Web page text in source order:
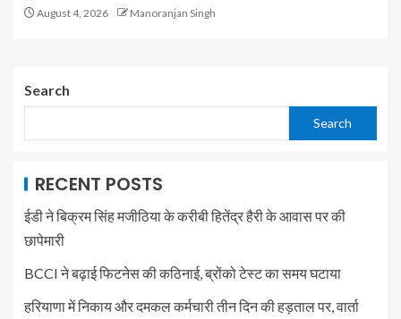
August 4, 2026 Manoranjan Singh
Search
Search
RECENT POSTS
ईडी ने बिक्रम सिंह मजीठिया के करीबी हितेंद्र हैरी के आवास पर की
छापेमारी
BCCI ने बढ़ाई फिटनेस की कठिनाई, ब्रोंको टेस्ट का समय घटाया
हरियाणा में निकाय और दमकल कर्मचारी तीन दिन की हड़ताल पर, वार्ता